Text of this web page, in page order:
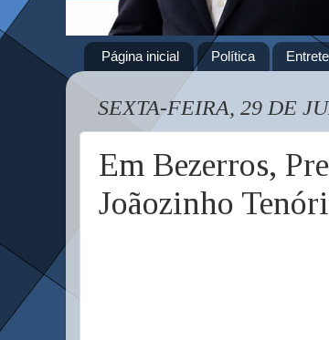
Página inicial Política
SEXTA-FEIRA, 29 DE
Em Bezerros,
Joãozinho